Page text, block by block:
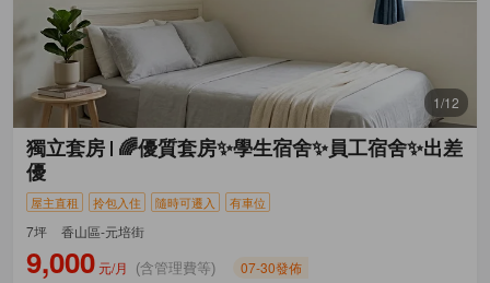
1/12
獨立套房
🌈優質套房✨學生宿舍✨員工宿舍✨出差
優
屋主直租 拎包入住 隨時可遷入 有車位
7坪 香山區-元培街
9,000 元/月 (含管理費等) 07-30發佈